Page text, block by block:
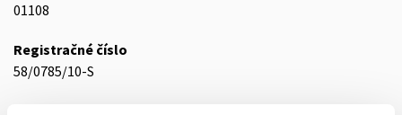
01108
Registračné číslo
58/0785/10-S